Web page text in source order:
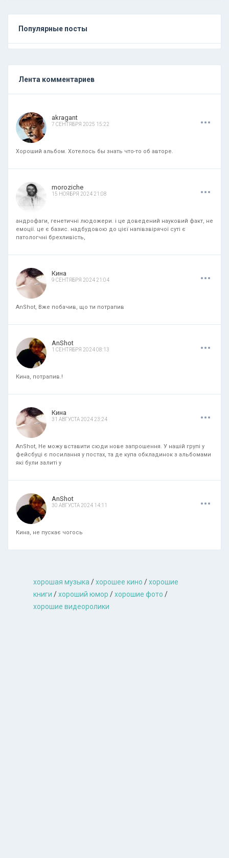
Популярные посты
Лента комментариев
akragant
7 СЕНТЯБРЯ 2025 15:22 ...
Хороший альбом. Хотелось бы знать что-то об авторе.
moroziche
15 НОЯБРЯ 2024 21:08 ...
андрофаги, генетичні людожери. і це доведений науковий факт, не
емоції. це є базис. надбудовою до цієї напівзвірячої суті є
патологчні брехливість,
Кина
9 СЕНТЯБРЯ 2024 21:04 ...
AnShot, Вже побачив, що ти потрапив
AnShot
1 СЕНТЯБРЯ 2024 08:13 ...
Кина, потрапив.!
Кина
31 АВГУСТА 2024 23:24 ...
AnShot, Не можу вставити сюди нове запрошення. У нашій групі у
фейсбуці є посилання у постах, та де купа обкладинок з альбомами
які були залиті у
AnShot
30 АВГУСТА 2024 14:11 ...
Кина, не пускає чогось
хорошая музыкa /хорошее кино /хорошие
книги /хороший юмор /хорошие фото /
хорошие видеоролики